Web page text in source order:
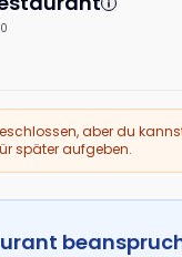
aber du
später aufgeben.